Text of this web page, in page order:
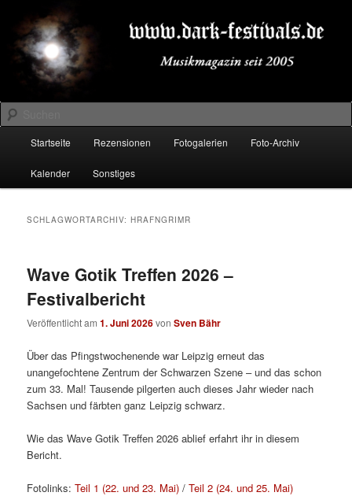
primären
Inhalt
springen
sekundären
Inhalt
springenDARK-FESTIVALS.DE
Suchen
Startseite Rezensionen Fotogalerien Foto-Archiv
Kalender Sonstiges
SCHLAGWORTARCHIV:HRAFNGRIMR
Wave Gotik Treffen 2026 –
Festivalbericht
Veröffentlicht am1. Juni 2026vonSven Bähr
Über das Pfingstwochenende war Leipzig erneut das
unangefochtene Zentrum der Schwarzen Szene – und das schon
zum 33. Mal! Tausende pilgerten auch dieses Jahr wieder nach
Sachsen und färbten ganz Leipzig schwarz.
Wie das Wave Gotik Treffen 2026 ablief erfahrt ihr in diesem
Bericht.
Fotolinks:Teil 1 (22. und 23. Mai) /Teil 2 (24. und 25. Mai)